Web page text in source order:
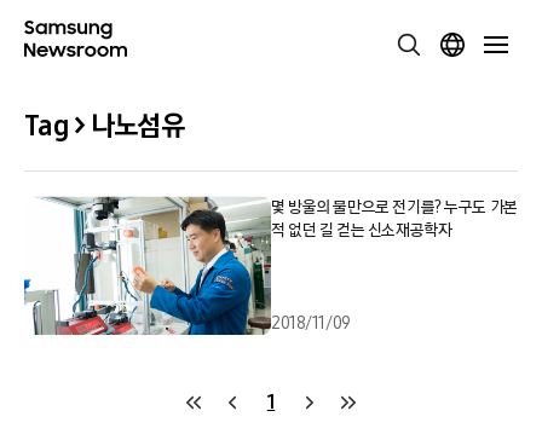
Tag > 나노섬유
몇 방울의 물만으로 전기를? 누구도 가본
적 없던 길 걷는 신소재공학자
2018/11/09
1